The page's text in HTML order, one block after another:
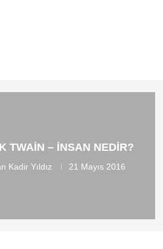
TWAIN – İNSAN NEDIR?
Kadir Yıldız 21 Mayıs 2016